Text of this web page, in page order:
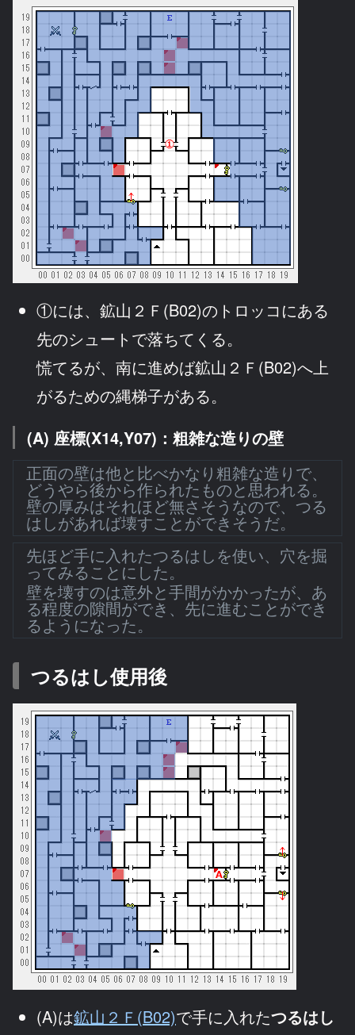
①には、鉱山２Ｆ(B02)のトロッコにある
先のシュートで落ちてくる。
慌てるが、南に進めば鉱山２Ｆ(B02)へ上
がるための縄梯子がある。
(A) 座標(X14,Y07)：粗雑な造りの壁
正面の壁は他と比べかなり粗雑な造りで、
どうやら後から作られたものと思われる。
壁の厚みはそれほど無さそうなので、つる
はしがあれば壊すことができそうだ。
先ほど手に入れたつるはしを使い、穴を掘
ってみることにした。
壁を壊すのは意外と手間がかかったが、あ
る程度の隙間ができ、先に進むことができ
るようになった。
つるはし使用後
(A)は鉱山２Ｆ(B02)で手に入れたつるはし